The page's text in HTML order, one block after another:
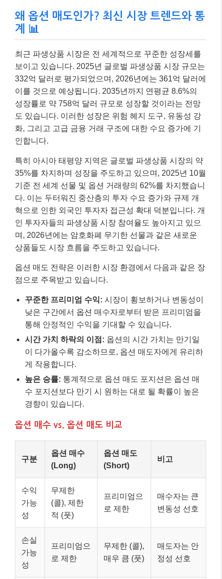
왜 옵션 매도인가? 최신 시장 트렌드와 통
계 📊
최근 파생상품 시장은 전 세계적으로 꾸준한 성장세를
보이고 있습니다. 2025년 글로벌 파생상품 시장 규모는
332억 달러로 평가되었으며, 2026년에는 361억 달러에
이를 것으로 예상됩니다. 2035년까지 연평균 8.6%의
성장률로 약 758억 달러 규모로 성장할 것이라는 전망
도 있습니다. 이러한 성장은 위험 헤지 도구, 유동성 강
화, 그리고 고급 금융 거래 구조에 대한 수요 증가에 기
인합니다.
특히 아시아 태평양 지역은 글로벌 파생상품 시장의 약
35%를 차지하며 성장을 주도하고 있으며, 2025년 10월
기준 전 세계 선물 및 옵션 거래량의 62%를 차지했습니
다. 이는 두터워진 중산층의 투자 수요 증가와 규제 개
혁으로 인한 외국인 투자자 접근성 확대 덕분입니다. 개
인 투자자들의 파생상품 시장 참여율도 높아지고 있으
며, 2026년에는 암호화폐 무기한 선물과 같은 새로운
상품들도 시장 흐름을 주도하고 있습니다.
옵션 매도 전략은 이러한 시장 환경에서 다음과 같은 장
점으로 주목받고 있습니다.
꾸준한 프리미엄 수익: 시장이 횡보하거나 변동성이
낮은 구간에서 옵션 매수자로부터 받은 프리미엄을
통해 안정적인 수익을 기대할 수 있습니다.
시간 가치 하락의 이점: 옵션의 시간 가치는 만기일
이 다가올수록 감소하므로, 옵션 매도자에게 유리하
게 작용합니다.
높은 승률: 통계적으로 옵션 매도 포지션은 옵션 매
수 포지션보다 만기 시 원하는 대로 될 확률이 높은
경향이 있습니다.
옵션 매수 vs. 옵션 매도 비교
구분
옵션 매수
(Long)
옵션 매도
(Short)
비고
수익
가능
성
무제한
(콜), 제한
적 (풋)
프리미엄으
로 제한
매수자는 큰
변동성 선호
손실
가능
성
프리미엄으
로 제한
무제한 (콜),
매우 큼 (풋)
매도자는 안
정성 선호